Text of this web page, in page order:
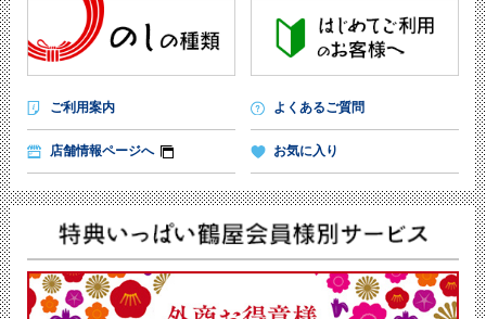
ご利用案内 よくあるご質問
店舗情報ページへ お気に入り